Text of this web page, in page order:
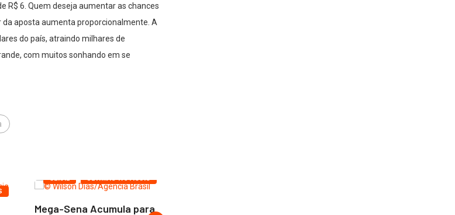
R$ 6. Quem deseja aumentar as chances
aposta aumenta proporcionalmente. A
do país, atraindo milhares de
com muitos sonhando em se
GERAL ÚLTIMAS NOTÍCIAS
Mega-Sena Acumula para